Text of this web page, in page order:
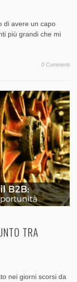
di avere un capo
più grandi che mi
0 Commenti
TRA
nei giorni scorsi da